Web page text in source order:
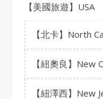
【美國旅遊】USA
【北卡】North
【紐奧良】New
【紐澤西】New